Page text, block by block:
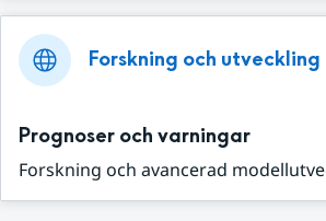
Forskning och utveckling
Prognoser och varningar
Forskning och avancerad